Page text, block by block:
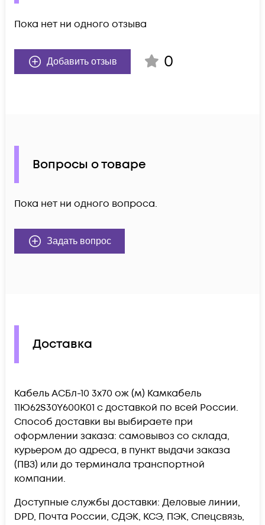
Пока нет ни одного отзыва
Добавить отзыв 0
Вопросы о товаре
Пока нет ни одного вопроса.
Задать вопрос
Доставка
Кабель АСБл-10 3х70 ож (м) Камкабель
11Ю62S30Y600K01 c доставкой по всей России.
Способ доставки вы выбираете при
оформлении заказа: самовывоз со склада,
курьером до адреса, в пункт выдачи заказа
(ПВЗ) или до терминала транспортной
компании.
Доступные службы доставки: Деловые линии,
DPD, Почта России, СДЭК, КСЭ, ПЭК, Спецсвязь,